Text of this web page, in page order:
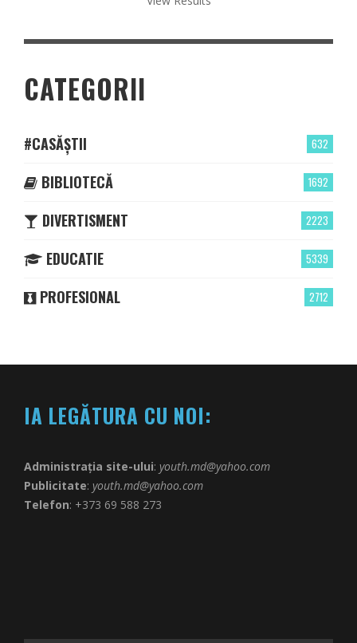
CATEGORII
632
#CASĂȘTII
1692
BIBLIOTECĂ
2223
DIVERTISMENT
5339
EDUCATIE
2712
PROFESIONAL
IA LEGĂTURA CU NOI:
Administrația site-ului: youth.md@yahoo.com
Publicitate: youth.md@yahoo.com
Telefon: +373 69 588 273